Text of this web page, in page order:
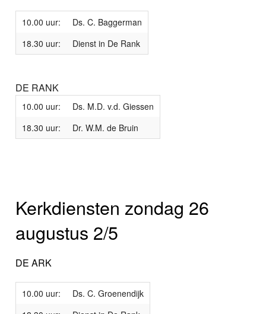
10.00 uur:
Ds. C. Baggerman
18.30 uur:
Dienst in De Rank
DE RANK
10.00 uur:
Ds. M.D. v.d. Giessen
18.30 uur:
Dr. W.M. de Bruin
Kerkdiensten zondag 26
augustus 2/5
DE ARK
10.00 uur:
Ds. C. Groenendijk